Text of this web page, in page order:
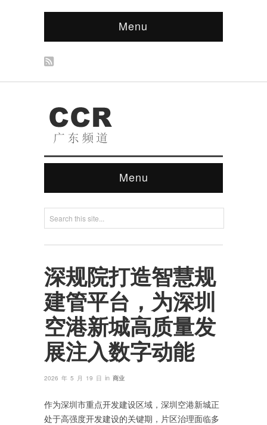
Menu
Menu
深规院打造智慧规
建管平台，为深圳
空港新城高质量发
展注入数字动能
2026 年 5 月 19 日 in 商业
作为深圳市重点开发建设区域，深圳空港新城正
处于高强度开发建设的关键期，片区治理面临多